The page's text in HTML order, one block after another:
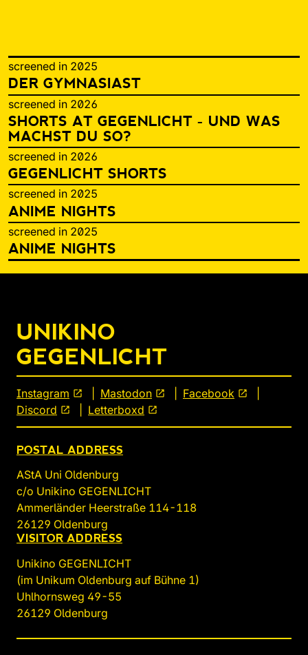
screened in 2025
DER GYMNASIAST
screened in 2026
SHORTS AT GEGENLICHT - UND WAS
MACHST DU SO?
screened in 2026
GEGENLICHT SHORTS
screened in 2025
ANIME NIGHTS
screened in 2025
ANIME NIGHTS
UNIKINO
GEGENLICHT
Instagram open_in_new Mastodon open_in_new Facebook open_in_new
Discord open_in_new Letterboxd open_in_new
POSTAL ADDRESS
AStA Uni Oldenburg
c/o Unikino GEGENLICHT
Ammerländer Heerstraße 114-118
26129 Oldenburg
VISITOR ADDRESS
Unikino GEGENLICHT
(im Unikum Oldenburg auf Bühne 1)
Uhlhornsweg 49-55
26129 Oldenburg